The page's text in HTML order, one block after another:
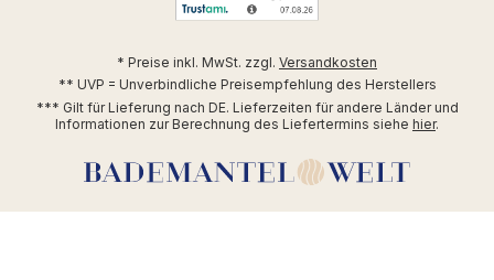
* Preise inkl. MwSt. zzgl. Versandkosten
** UVP = Unverbindliche Preisempfehlung des Herstellers
*** Gilt für Lieferung nach DE. Lieferzeiten für andere Länder und
Informationen zur Berechnung des Liefertermins siehe hier.